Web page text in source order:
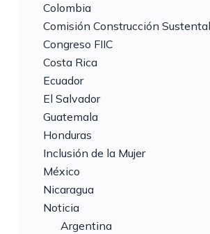
Colombia
Comisión Construcción
Congreso FIIC
Costa Rica
Ecuador
El Salvador
Guatemala
Honduras
Inclusión de la Mujer
México
Nicaragua
Noticia
Argentina